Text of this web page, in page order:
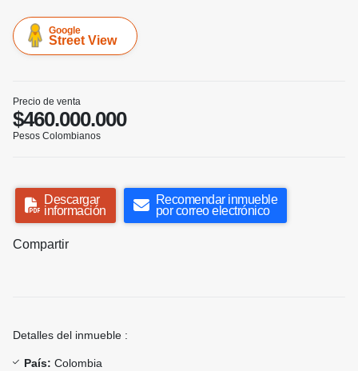
Google
Street View
Precio de venta
$460.000.000
Pesos Colombianos
Descargar
información
Recomendar inmueble
por correo electrónico
Compartir
Detalles del inmueble :
País: Colombia